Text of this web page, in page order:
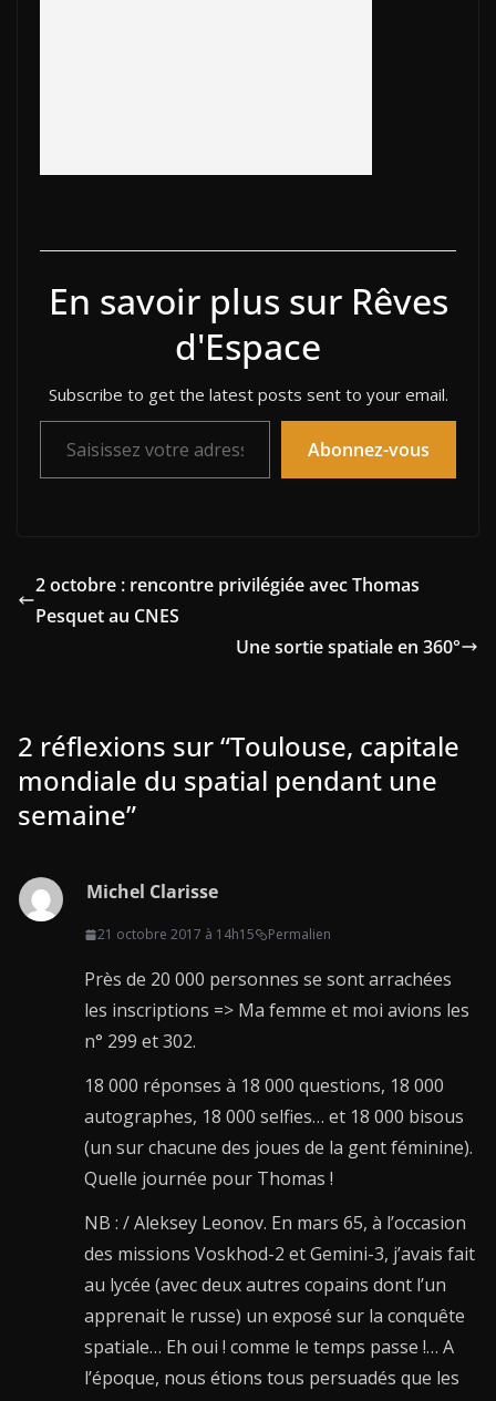
En savoir plus sur Rêves
d'Espace
Subscribe to get the latest posts sent to your email.
Saisissez votre adresse e-mail…
Abonnez-vous
2 octobre : rencontre privilégiée avec Thomas
Pesquet au CNES
Une sortie spatiale en 360°
2 réflexions sur “Toulouse, capitale
mondiale du spatial pendant une
semaine”
Michel Clarisse
21 octobre 2017 à 14h15 Permalien
Près de 20 000 personnes se sont arrachées
les inscriptions => Ma femme et moi avions les
n° 299 et 302.
18 000 réponses à 18 000 questions, 18 000
autographes, 18 000 selfies… et 18 000 bisous
(un sur chacune des joues de la gent féminine).
Quelle journée pour Thomas !
NB : / Aleksey Leonov. En mars 65, à l’occasion
des missions Voskhod-2 et Gemini-3, j’avais fait
au lycée (avec deux autres copains dont l’un
apprenait le russe) un exposé sur la conquête
spatiale… Eh oui ! comme le temps passe !… A
l’époque, nous étions tous persuadés que les